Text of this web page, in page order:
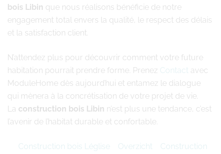
bois Libin que nous réalisons bénéficie de notre
engagement total envers la qualité, le respect des délais
et la satisfaction client.
N’attendez plus pour découvrir comment votre future
habitation pourrait prendre forme. Prenez Contact avec
ModuleHome dès aujourd’hui et entamez le dialogue
qui mènera à la concrétisation de votre projet de vie.
La construction bois Libin n’est plus une tendance, c’est
l’avenir de l’habitat durable et confortable.
Construction bois Léglise Overzicht
Construction